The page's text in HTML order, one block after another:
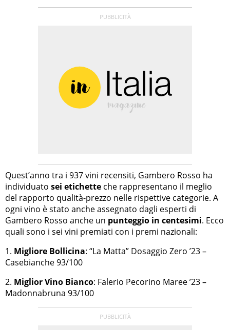
Quest’anno tra i 937 vini recensiti, Gambero Rosso ha
individuato sei etichette che rappresentano il meglio
del rapporto qualità-prezzo nelle rispettive categorie. A
ogni vino è stato anche assegnato dagli esperti di
Gambero Rosso anche un punteggio in centesimi. Ecco
quali sono i sei vini premiati con i premi nazionali:
1. Migliore Bollicina: “La Matta” Dosaggio Zero ’23 –
Casebianche 93/100
2. Miglior Vino Bianco: Falerio Pecorino Maree ’23 –
Madonnabruna 93/100